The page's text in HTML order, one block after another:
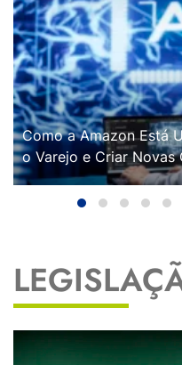
Como a Amazon Está
o Varejo e Criar Novas